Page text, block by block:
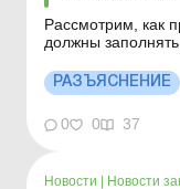
Рассмотрим, как
должны
теме: Установка солнечных батарей: как организовать
продажу излишков
производители
декл...
РАЗЪЯСНЕНИЕ
0 0 37
Новости | Новости